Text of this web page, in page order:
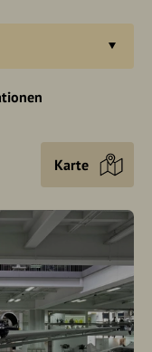
Karte